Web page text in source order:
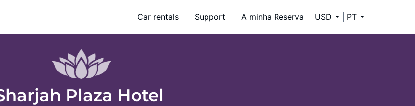
Car rentals Support A minha Reserva USD PT
Plaza Hotel
Regulamentos do Hotel